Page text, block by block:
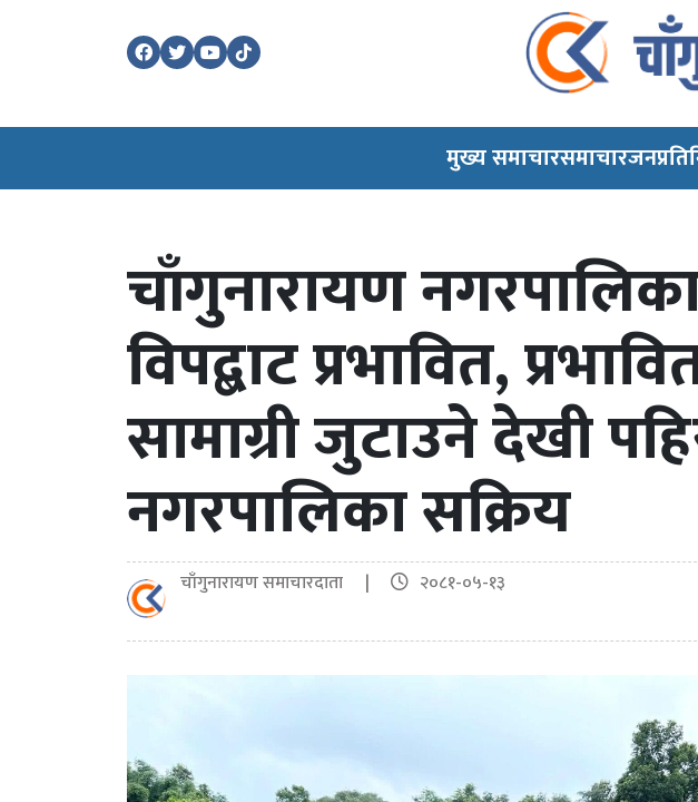
मुख्य समाचारसमाचार
चाँगुनारायण
विपद्बाट प्रभावित,
सामाग्री जुटाउने देखी
नगरपालिका सक्रिय
चाँगुनारायण समाचारदाता | २०८१-०५-१३